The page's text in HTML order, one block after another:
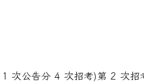
次公告分 4 次招考)第 2 次